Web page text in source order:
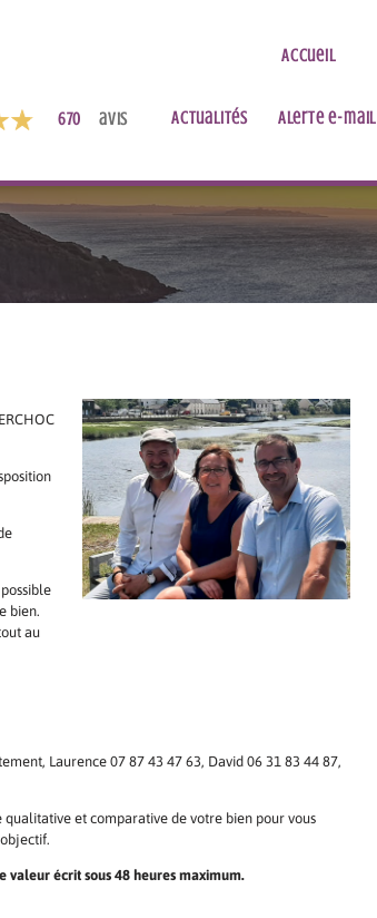
Accueil
670 avis Actualités Alerte e-mail
bien.
au
Laurence 07 87 43 47 63, David 06 31 83 44 87,
qualitative et comparative de votre bien pour vous
valeur écrit sous 48 heures maximum.